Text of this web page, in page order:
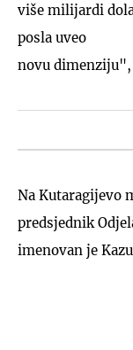
više milijardi
posla uveo
novu dimenziju",
Na Kutaragijevo
predsjednik
imenovan je